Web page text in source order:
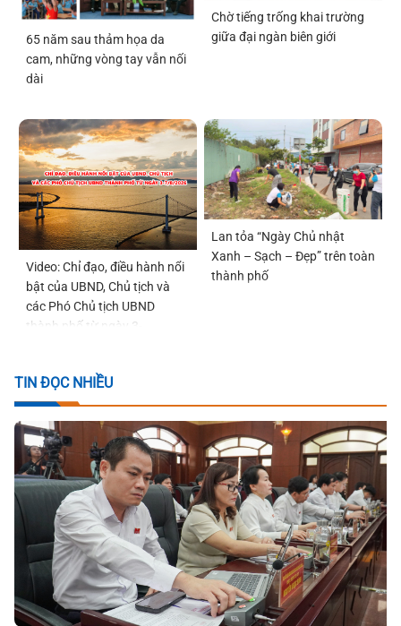
65 năm sau thảm họa da
cam, những vòng tay vẫn nối
dài
Chờ tiếng trống khai trường
giữa đại ngàn biên giới
Video: Chỉ đạo, điều hành nổi
bật của UBND, Chủ tịch và
các Phó Chủ tịch UBND
thành phố từ ngày 3-
Lan tỏa “Ngày Chủ nhật
Xanh – Sạch – Đẹp” trên toàn
thành phố
TIN ĐỌC NHIỀU